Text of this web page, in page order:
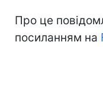
Про це
посиланням на